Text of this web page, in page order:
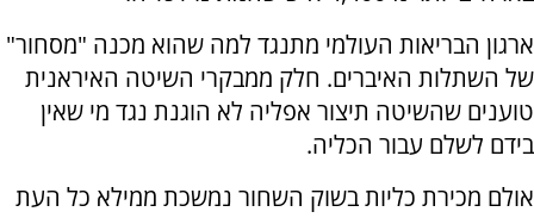
ארגון הבריאות העולמי מתנגד למה שהוא מכנה "מסחור"
של השתלות האיברים. חלק ממבקרי השיטה האיראנית
טוענים שהשיטה תיצור אפליה לא הוגנת נגד מי שאין
בידם לשלם עבור הכליה.
אולם מכירת כליות בשוק השחור נמשכת ממילא כל העת